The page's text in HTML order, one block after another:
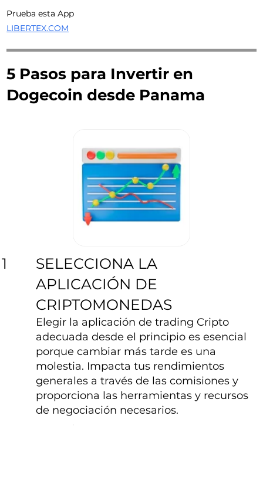
Prueba esta App
LIBERTEX.COM
5 Pasos para Invertir en
Dogecoin desde Panama
1
SELECCIONA LA
APLICACIÓN DE
CRIPTOMONEDAS
Elegir la aplicación de trading Cripto
adecuada desde el principio es esencial
porque cambiar más tarde es una
molestia. Impacta tus rendimientos
generales a través de las comisiones y
proporciona las herramientas y recursos
de negociación necesarios.